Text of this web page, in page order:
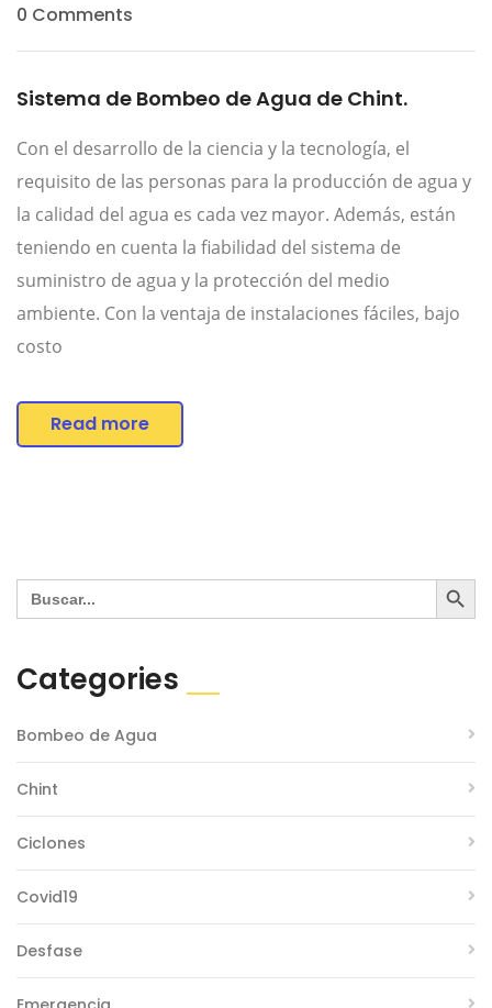
0 Comments
Sistema de Bombeo de Agua de Chint.
Con el desarrollo de la ciencia y la tecnología, el
requisito de las personas para la producción de agua y
la calidad del agua es cada vez mayor. Además, están
teniendo en cuenta la fiabilidad del sistema de
suministro de agua y la protección del medio
ambiente. Con la ventaja de instalaciones fáciles, bajo
costo
Read more
Search
for:
Search Button
Categories
Bombeo de Agua
Chint
Ciclones
Covid19
Desfase